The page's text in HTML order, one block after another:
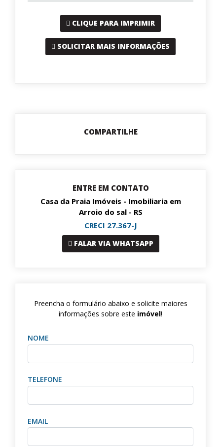
CLIQUE PARA IMPRIMIR
SOLICITAR MAIS INFORMAÇÕES
COMPARTILHE
ENTRE EM CONTATO
Casa da Praia Imóveis - Imobiliaria em
Arroio do sal - RS
CRECI 27.367-J
FALAR VIA WHATSAPP
Preencha o formulário abaixo e solicite maiores
informações sobre este imóvel!
NOME
TELEFONE
EMAIL